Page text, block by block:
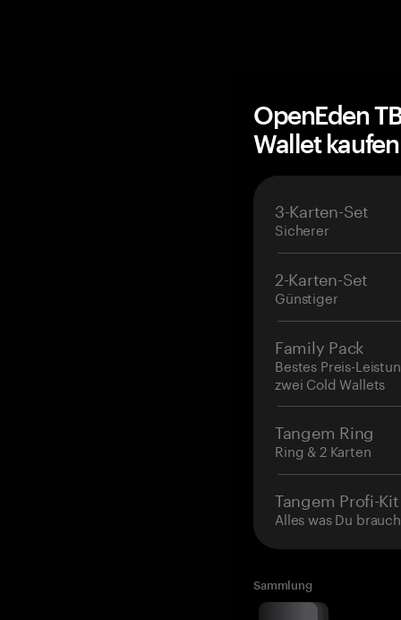
OpenEden
Wallet
3-Karten-Set
Sicherer
2-Karten-Set
Günstiger
Family Pack
Bestes Preis-
zwei Cold Wallets
Tangem Ring
Ring & 2 Karten
Tangem Profi-Kit
Alles was Du
Sammlung